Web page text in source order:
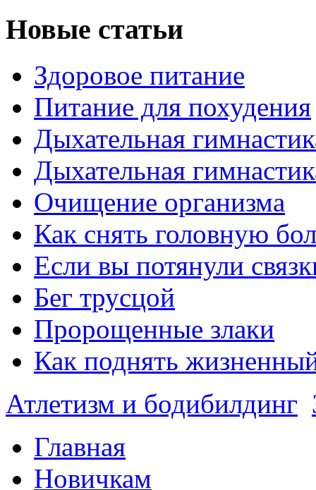
Новые статьи
Здоровое питание
Питание для похудения
Дыхательная
Дыхательная
Очищение организма
Как снять головную
Если вы потянули
Бег трусцой
Пророщенные злаки
Как поднять
Атлетизм и бодибилдинг
Главная
Новичкам